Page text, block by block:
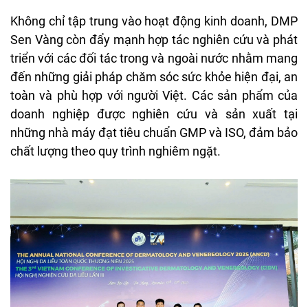
Không chỉ tập trung vào hoạt động kinh doanh, DMP
Sen Vàng còn đẩy mạnh hợp tác nghiên cứu và phát
triển với các đối tác trong và ngoài nước nhằm mang
đến những giải pháp chăm sóc sức khỏe hiện đại, an
toàn và phù hợp với người Việt. Các sản phẩm của
doanh nghiệp được nghiên cứu và sản xuất tại
những nhà máy đạt tiêu chuẩn GMP và ISO, đảm bảo
chất lượng theo quy trình nghiêm ngặt.